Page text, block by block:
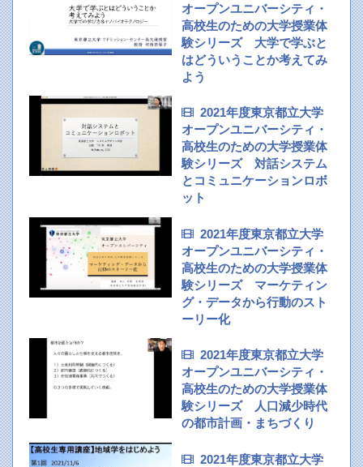
オープンユニバーシティ・
高校生のための大学授業体
験シリーズ 大学で学ぶと
はどういうことか考えてみ
よう
2021年度東京都立大学
オープンユニバーシティ・
高校生のための大学授業体
験シリーズ 対話システム
とコミュニケーションロボ
ット
2021年度東京都立大学
オープンユニバーシティ・
高校生のための大学授業体
験シリーズ マーケティン
グ・データから行動のスト
ーリー化
2021年度東京都立大学
オープンユニバーシティ・
高校生のための大学授業体
験シリーズ 人口減少時代
の都市計画・まちづくり
2021年度東京都立大学